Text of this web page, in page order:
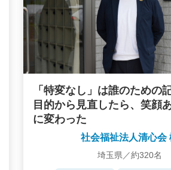
「特変なし」は誰のための
目的から見直したら、笑顔
に変わった
社会福祉法人清心会
埼玉県／約320名